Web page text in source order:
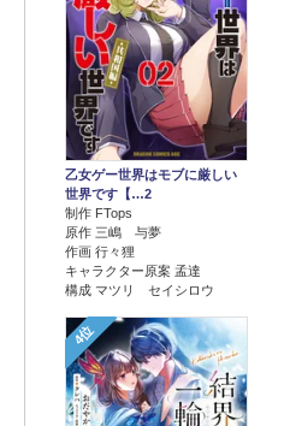
乙女ゲー世界はモブに厳しい
世界です【…2
制作 FTops
原作 三嶋 与夢
作画 行々狸
キャラクター原案 孟達
構成 マツリ セイシロウ
4位